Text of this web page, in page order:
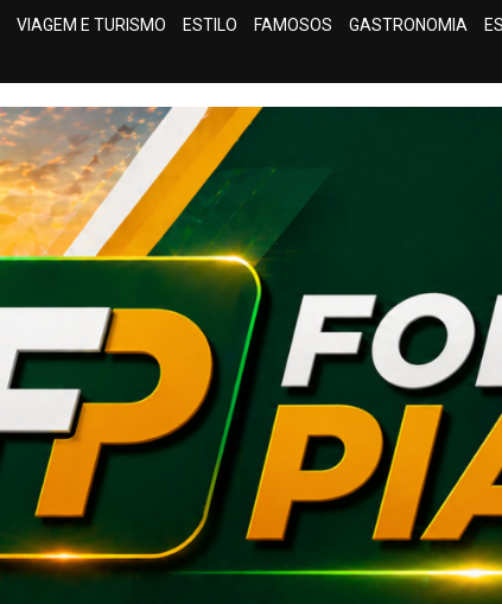
VIAGEM E TURISMO ESTILO FAMOSOS GASTRONOMIA